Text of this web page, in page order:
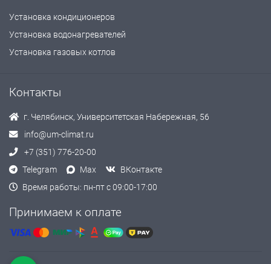
Установка кондиционеров
Установка водонагревателей
Установка газовых котлов
Контакты
г. Челябинск, Университетская Набережная, 56
info@um-climat.ru
+7 (351) 776-20-00
Telegram
Max
ВКонтакте
Время работы: пн-пт с 09:00-17:00
Принимаем к оплате